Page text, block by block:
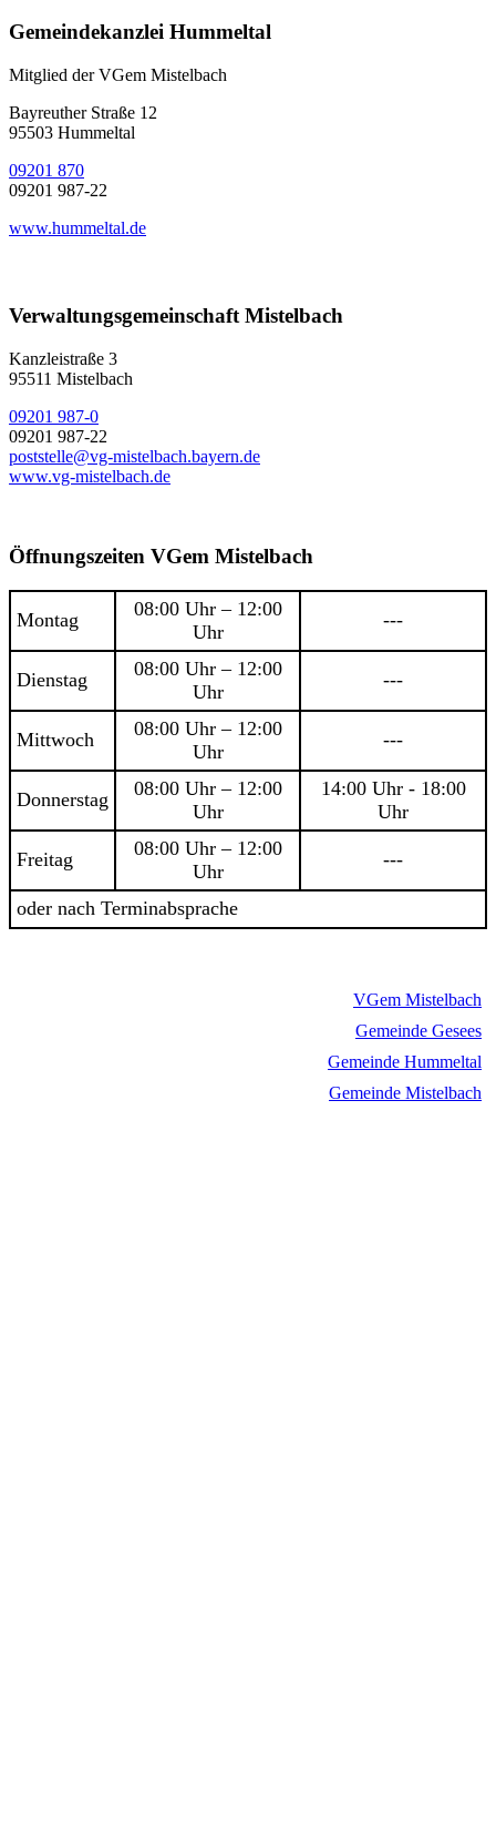
Gemeindekanzlei Hummeltal
Mitglied der VGem Mistelbach
Bayreuther Straße 12
95503 Hummeltal
09201 870
09201 987-22
www.hummeltal.de
Verwaltungsgemeinschaft Mistelbach
Kanzleistraße 3
95511 Mistelbach
09201 987-0
09201 987-22
poststelle@vg-mistelbach.bayern.de
www.vg-mistelbach.de
Öffnungszeiten VGem Mistelbach
Montag
08:00 Uhr – 12:00
Uhr
---
Dienstag
08:00 Uhr – 12:00
Uhr
---
Mittwoch
08:00 Uhr – 12:00
Uhr
---
Donnerstag
08:00 Uhr – 12:00
Uhr
14:00 Uhr - 18:00
Uhr
Freitag
08:00 Uhr – 12:00
Uhr
---
oder nach Terminabsprache
VGem Mistelbach
Gemeinde Gesees
Gemeinde Hummeltal
Gemeinde Mistelbach